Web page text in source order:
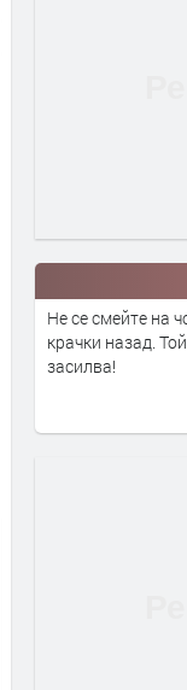
Не се смейте на
крачки назад.
засилва!